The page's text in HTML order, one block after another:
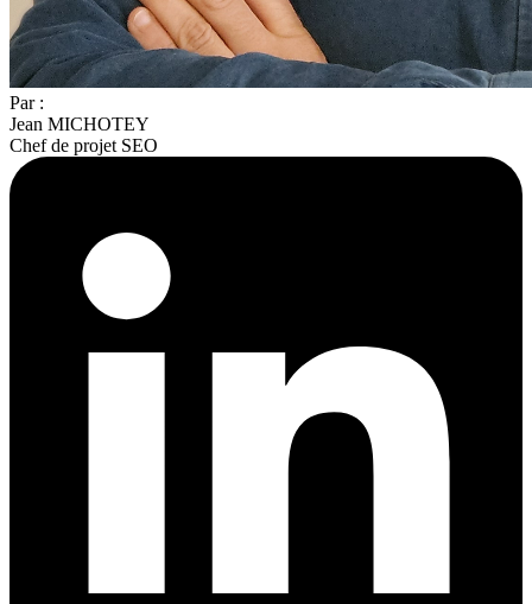
Par :
Jean MICHOTEY
Chef de projet SEO